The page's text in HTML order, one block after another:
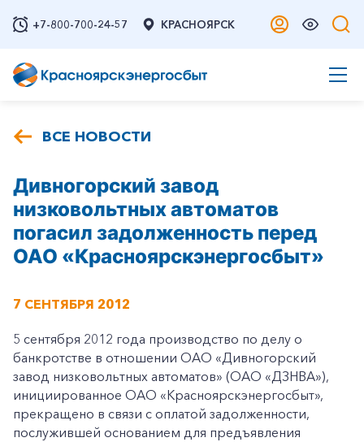
+7-800-700-24-57 КРАСНОЯРСК
ВСЕ НОВОСТИ
Дивногорский завод
низковольтных автоматов
погасил задолженность перед
ОАО «Красноярскэнергосбыт»
7 СЕНТЯБРЯ 2012
5 сентября 2012 года производство по делу о
банкротстве в отношении ОАО «Дивногорский
завод низковольтных автоматов» (ОАО «ДЗНВА»),
инициированное ОАО «Красноярскэнергосбыт»,
прекращено в связи с оплатой задолженности,
послужившей основанием для предъявления